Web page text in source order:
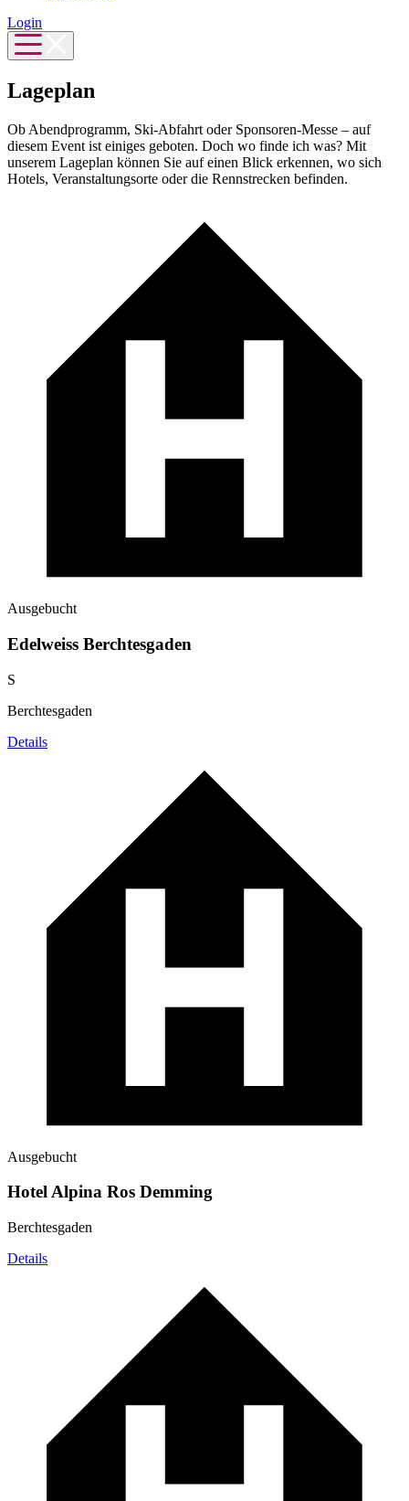
Login
Lageplan
Ob Abendprogramm, Ski-Abfahrt oder Sponsoren-Messe – auf
diesem Event ist einiges geboten. Doch wo finde ich was? Mit
unserem Lageplan können Sie auf einen Blick erkennen, wo sich
Hotels, Veranstaltungsorte oder die Rennstrecken befinden.
Ausgebucht
Edelweiss Berchtesgaden
S
Berchtesgaden
Details
Ausgebucht
Hotel Alpina Ros Demming
Berchtesgaden
Details